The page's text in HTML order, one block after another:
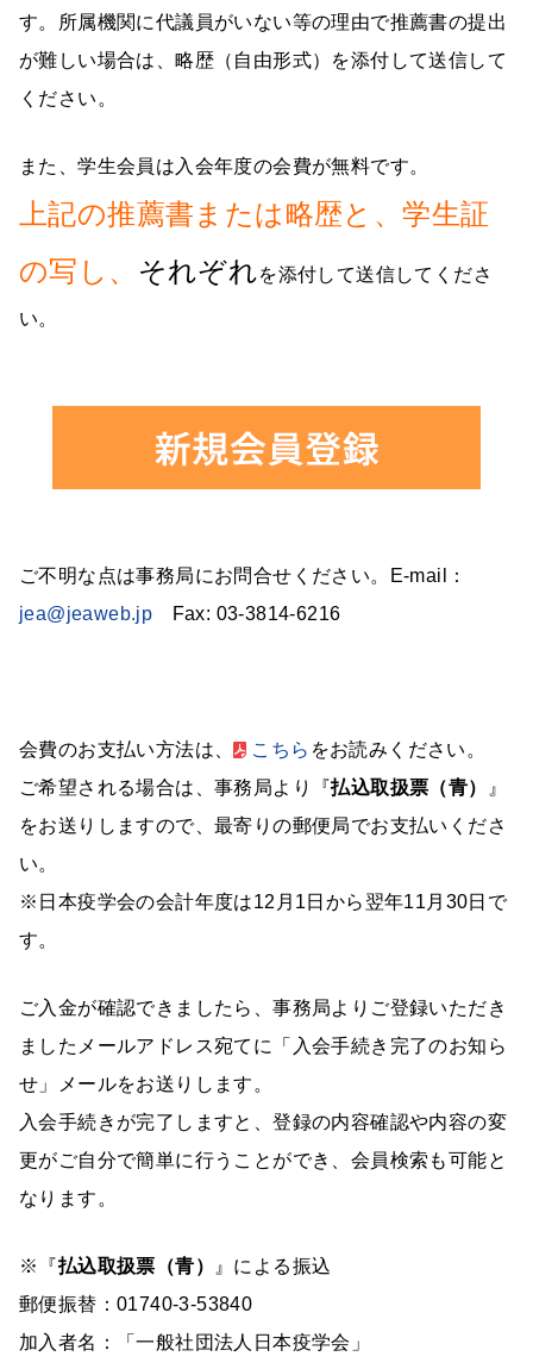
す。所属機関に代議員がいない等の理由で推薦書の提出
が難しい場合は、略歴（自由形式）を添付して送信して
ください。
また、学生会員は入会年度の会費が無料です。
上記の推薦書または略歴と、学生証
の写し、 それぞれを添付して送信してくださ
い。
ご不明な点は事務局にお問合せください。E-mail：
jea@jeaweb.jp Fax: 03-3814-6216
会費のお支払い方法は、 こちら をお読みください。
ご希望される場合は、事務局より『払込取扱票（青）
』
をお送りしますので、最寄りの郵便局でお支払いくださ
い。
※日本疫学会の会計年度は12月1日から翌年11月30日で
す。
ご入金が確認できましたら、事務局よりご登録いただき
ましたメールアドレス宛てに「入会手続き完了のお知ら
せ」メールをお送りします。
入会手続きが完了しますと、登録の内容確認や内容の変
更がご自分で簡単に行うことができ、会員検索も可能と
なります。
※『払込取扱票（青）
』による振込
郵便振替：01740-3-53840
加入者名：「一般社団法人日本疫学会」